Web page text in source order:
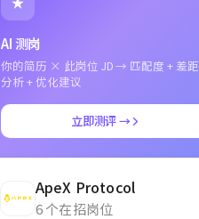
AI 测岗
你的简历 × 此岗位 JD → 匹配度 + 差距
分析 + 优化建议
立即测评 →
ApeX Protocol
6 个在招岗位